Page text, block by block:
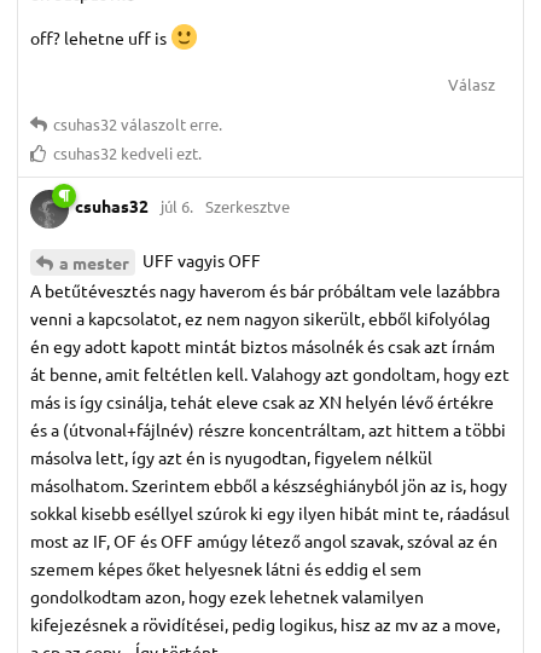
off? lehetne uff is
Válasz
csuhas32 válaszolt erre.
csuhas32 kedveli ezt.
csuhas32 júl 6. Szerkesztve
a mester
UFF vagyis OFF
A betűtévesztés nagy haverom és bár próbáltam vele lazábbra
venni a kapcsolatot, ez nem nagyon sikerült, ebből kifolyólag
én egy adott kapott mintát biztos másolnék és csak azt írnám
át benne, amit feltétlen kell. Valahogy azt gondoltam, hogy ezt
más is így csinálja, tehát eleve csak az XN helyén lévő értékre
és a (útvonal+fájlnév) részre koncentráltam, azt hittem a többi
másolva lett, így azt én is nyugodtan, figyelem nélkül
másolhatom. Szerintem ebből a készséghiányból jön az is, hogy
sokkal kisebb eséllyel szúrok ki egy ilyen hibát mint te, ráadásul
most az IF, OF és OFF amúgy létező angol szavak, szóval az én
szemem képes őket helyesnek látni és eddig el sem
gondolkodtam azon, hogy ezek lehetnek valamilyen
kifejezésnek a rövidítései, pedig logikus, hisz az mv az a move,